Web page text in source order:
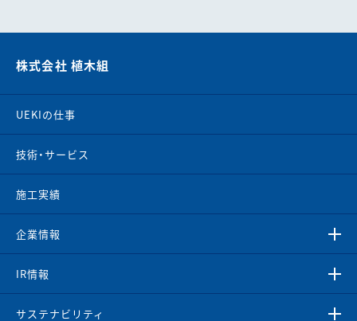
株式会社 植木組
UEKIの仕事
技術・サービス
施工実績
企業情報
IR情報
サステナビリティ